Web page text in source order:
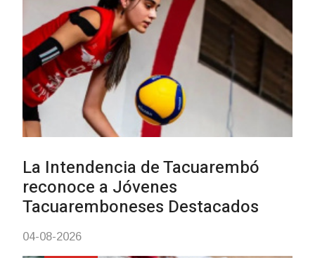
vacunación contra el
meningococo